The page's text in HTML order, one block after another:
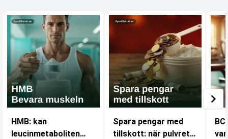
HMB: kan
leucinmetaboliten
Spara pengar med
tillskott: när pulvret